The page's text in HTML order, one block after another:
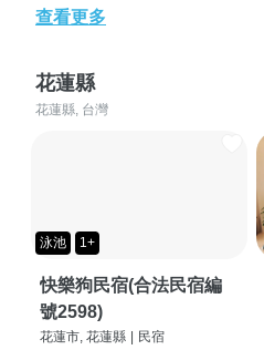
查看更多
花蓮縣
花蓮縣, 台灣
泳池 1+
快樂狗民宿(合法民宿編
號2598)
花蓮市, 花蓮縣 民宿